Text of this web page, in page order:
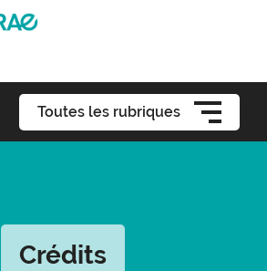
Toutes les rubriques
Crédits